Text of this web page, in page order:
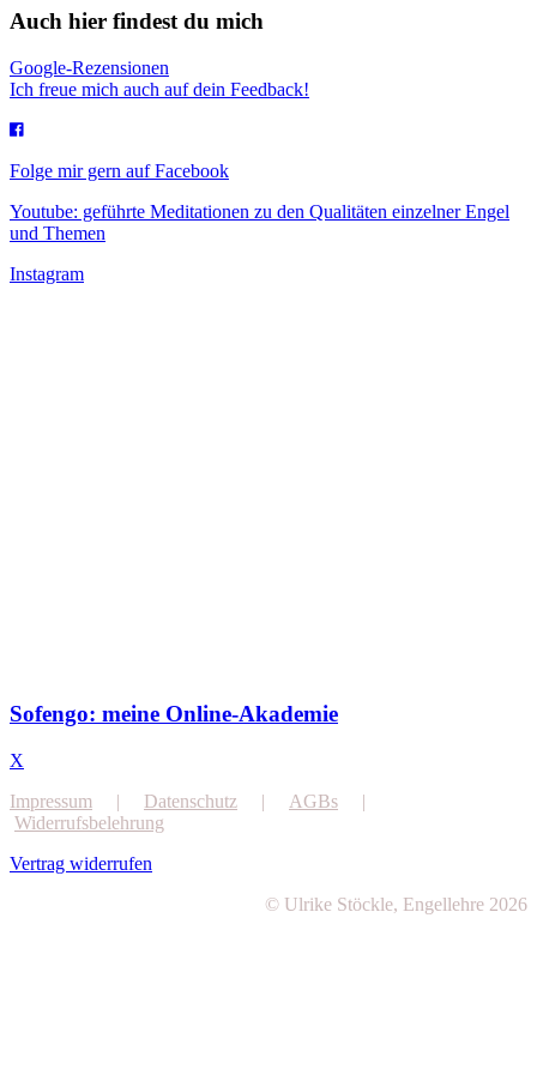
Auch hier findest du mich
Google-Rezensionen
Ich freue mich auch auf dein Feedback!
Folge mir gern auf Facebook
Youtube: geführte Meditationen zu den Qualitäten einzelner Engel
und Themen
Instagram
Sofengo: meine Online-Akademie
X
Impressum | Datenschutz | AGBs |
Widerrufsbelehrung
Vertrag widerrufen
© Ulrike Stöckle, Engellehre 2026